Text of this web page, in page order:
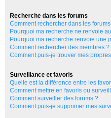
Recherche dans les forums
Comment rechercher dans les
Pourquoi ma recherche ne renvoie
Pourquoi ma recherche renvoie une
Comment rechercher des membres ?
Comment puis-je trouver mes
Surveillance et favoris
Quelle est la différence entre les
Comment mettre en favoris ou
Comment surveiller des forums ?
Comment puis-je supprimer mes